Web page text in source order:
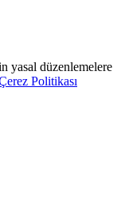
yasal düzenlemelere
Politikası